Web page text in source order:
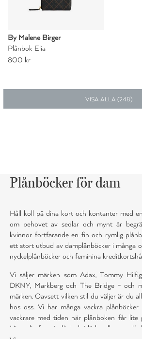
By Malene Birger
Plånbok Elia
800 kr
VISA ALLA (248)
Plånböcker för dam
Håll koll på dina kort och kontanter med
om behovet av sedlar och mynt är
kvinnor fortfarande en fin och rymlig
ett stort utbud av damplånböcker i många
nyckelplånböcker och feminina
Vi säljer märken som Adax, Tommy
DKNY, Markberg och The Bridge - och
märken. Oavsett vilken stil du väljer är du
hos oss. Vi har många vackra
vackrare med tiden när plånboken får lite
Hitta din favoritplånbok i läder eller en